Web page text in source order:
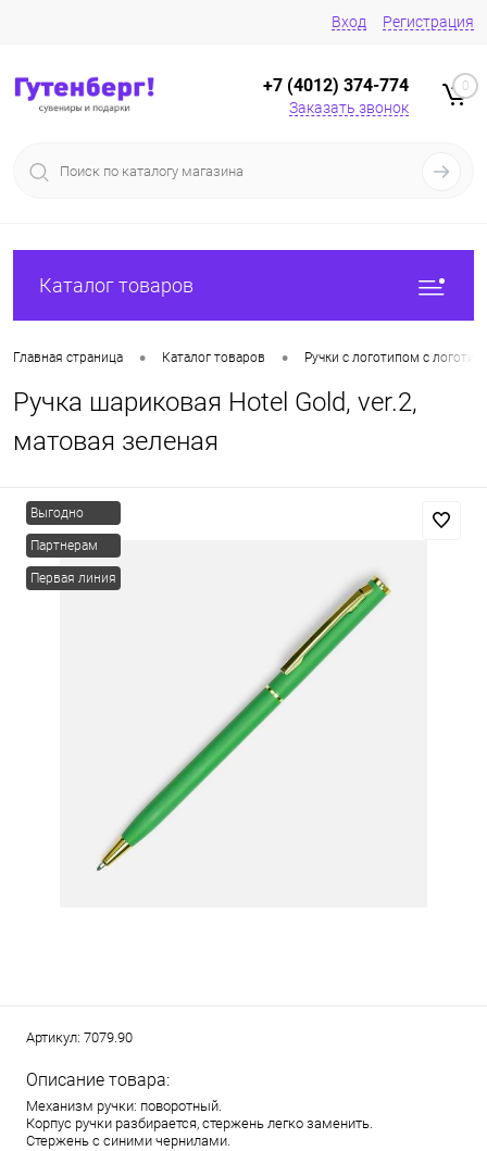
Вход Регистрация
+7 (4012) 374-774
Заказать звонок
0
Каталог товаров
Главная страница • Каталог товаров • Ручки с логотипом с
Ручка шариковая Hotel Gold, ver.2,
матовая зеленая
Выгодно
Партнерам
Первая линия
Артикул: 7079.90
Описание товара:
Механизм ручки: поворотный.
Корпус ручки разбирается, стержень легко заменить.
Стержень с синими чернилами.